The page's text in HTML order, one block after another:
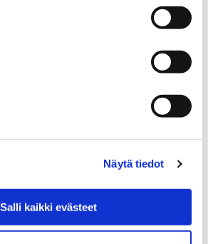
Näytä tiedot
Salli kaikki evästeet
Yritystonttien haku
aika
Liikunta
Poikkeavat aukioloajat
aukioloajat